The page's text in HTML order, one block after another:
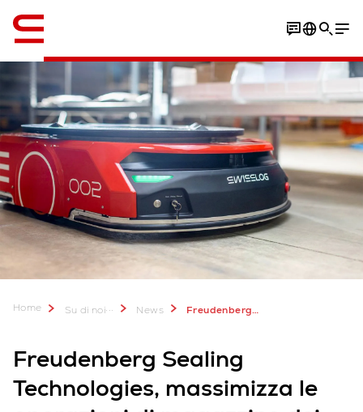
Scarica il documento
Home Su di noi... News Freudenberg Sealing Technologies, massimizza le operazioni di magazzino con tecnologia CarryPick
Freudenberg Sealing
Technologies, massimizza le